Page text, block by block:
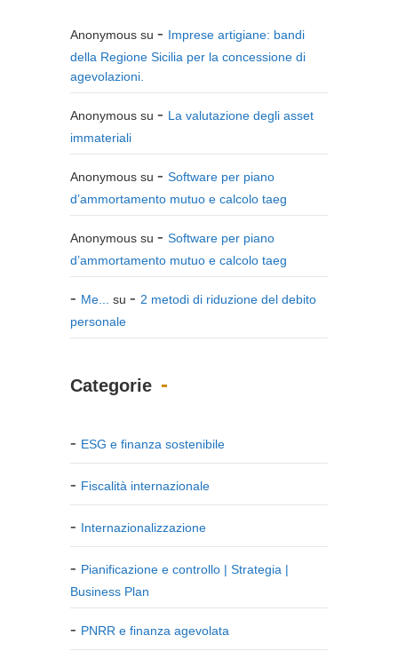
Anonymous su
Imprese artigiane: bandi
della Regione Sicilia per la concessione di
agevolazioni.
Anonymous su
La valutazione degli asset
immateriali
Anonymous su
Software per piano
d’ammortamento mutuo e calcolo taeg
Anonymous su
Software per piano
d’ammortamento mutuo e calcolo taeg
Me... su
2 metodi di riduzione del debito
personale
Categorie
ESG e finanza sostenibile
Fiscalità internazionale
Internazionalizzazione
Pianificazione e controllo | Strategia |
Business Plan
PNRR e finanza agevolata